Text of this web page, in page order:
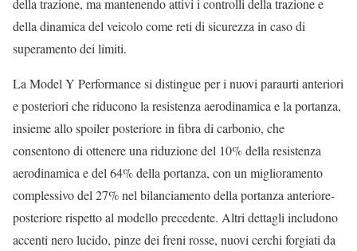
della trazione, ma mantenendo attivi i controlli della trazione e
della dinamica del veicolo come reti di sicurezza in caso di
superamento dei limiti.
La Model Y Performance si distingue per i nuovi paraurti anteriori
e posteriori che riducono la resistenza aerodinamica e la portanza,
insieme allo spoiler posteriore in fibra di carbonio, che
consentono di ottenere una riduzione del 10% della resistenza
aerodinamica e del 64% della portanza, con un miglioramento
complessivo del 27% nel bilanciamento della portanza anteriore-
posteriore rispetto al modello precedente. Altri dettagli includono
accenti nero lucido, pinze dei freni rosse, nuovi cerchi forgiati da